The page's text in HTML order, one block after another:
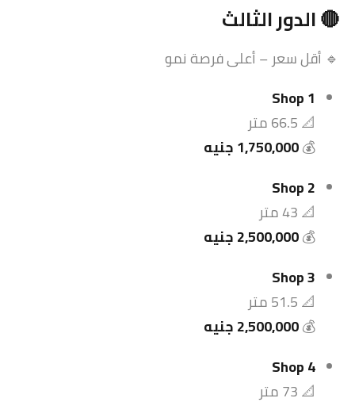
🔴 الدور الثالث
🔹 أقل سعر – أعلى فرصة نمو
Shop 1
📐 66.5 متر
💰1,750,000 جنيه
Shop 2
📐 43 متر
💰2,500,000 جنيه
Shop 3
📐 51.5 متر
💰2,500,000 جنيه
Shop 4
📐 73 متر